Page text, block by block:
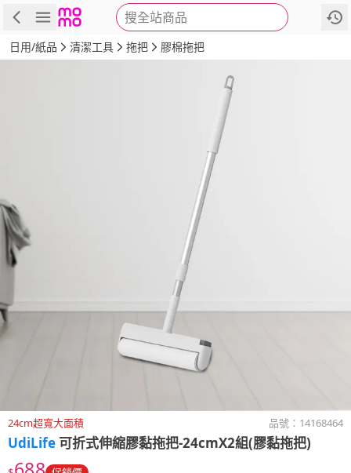
搜全站商品
商品 評價 詳情
日用/紙品 清潔工具 拖把 膠棉拖把
24cm超寬大面積 品號： 14168464
UdiLife 可折式伸縮膠黏拖把-24cmX2組(膠黏拖把)